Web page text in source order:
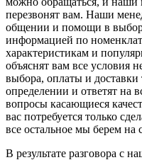
перезвонят вам. Наши
общении и помощи в
информацией по
характеристикам и
объяснят вам все условия
выбора, оплаты и
определении и ответят на
вопросы касающиеся
вас потребуется только
все остальное мы берем на
В результате разговора с